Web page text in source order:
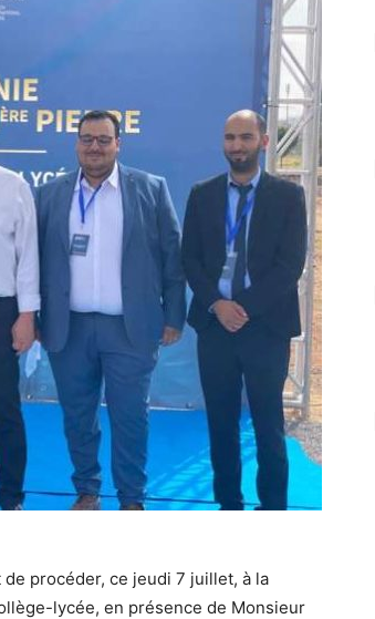
de procéder, ce jeudi 7 juillet, à la
lycée, en présence de Monsieur